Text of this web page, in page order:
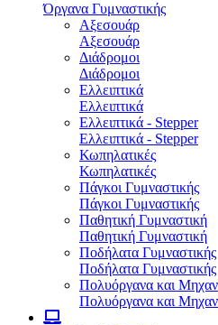
Όργανα Γυμναστικής
Αξεσουάρ
Αξεσουάρ
Διάδρομοι
Διάδρομοι
Ελλειπτικά
Ελλειπτικά
Ελλειπτικά - Stepper
Ελλειπτικά - Stepper
Κωπηλατικές
Κωπηλατικές
Πάγκοι Γυμναστικής
Πάγκοι Γυμναστικής
Παθητική Γυμναστική
Παθητική Γυμναστική
Ποδήλατα Γυμναστικής
Ποδήλατα Γυμναστικής
Πολυόργανα και
Πολυόργανα και